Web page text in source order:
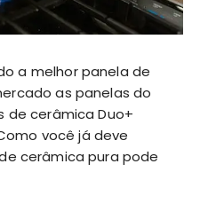
a melhor panela de
as panelas do
de cerâmica Duo+
você já deve
cerâmica pura pode